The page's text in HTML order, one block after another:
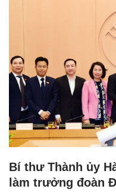
Bí thư Thành ủy
làm trưởng đoàn